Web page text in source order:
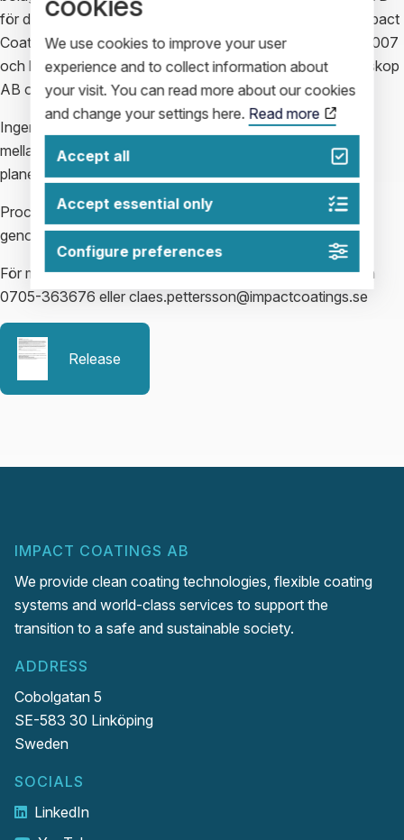
för det blivande moderbolaget i koncernen, nuvarande Impact
Coatings AB (publ). Claes har varit CFO i Bolaget sedan 2007
och har en gedigen erfarenhet av ledarskap från bl a Alfaskop
AB och Kreatel Communications AB.
Ingen förändring av personalstyrkan, annat än fördelning
mellan de två systerbolagen respektive moderbolaget, är
planerad i samband med förändringen.
Processen inleds omedelbart och beräknas vara fullt
genomförd efter årsskiftet 2014/2015.
För mer information, kontakta Claes Pettersson på telefon
0705-363676 eller claes.pettersson@impactcoatings.se
Release
IMPACT COATINGS AB
We provide clean coating technologies, flexible coating
systems and world-class services to support the
transition to a safe and sustainable society.
ADDRESS
Cobolgatan 5
SE-583 30 Linköping
Sweden
SOCIALS
LinkedIn
We use cookies to improve your user
experience and to collect information about
your visit. You can read more about our cookies
and change your settings here. Read more
Accept all
Accept essential only
Configure preferences